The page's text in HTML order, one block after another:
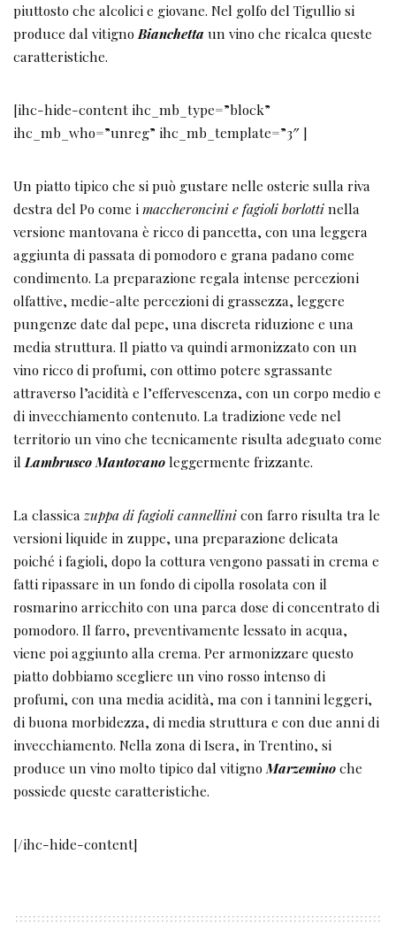
piuttosto che alcolici e giovane. Nel golfo del Tigullio si
produce dal vitignoBianchetta un vino che ricalca queste
caratteristiche.
[ihc-hide-content ihc_mb_type=”block”
ihc_mb_who=”unreg” ihc_mb_template=”3″ ]
Un piatto tipico che si può gustare nelle osterie sulla riva
destra del Po come imaccheroncinie fagioli borlottinella
versione mantovana è ricco di pancetta, con una leggera
aggiunta di passata di pomodoro e grana padano come
condimento. La preparazione regala intense percezioni
olfattive, medie-alte percezioni di grassezza, leggere
pungenze date dal pepe, una discreta riduzione e una
media struttura. Il piatto va quindi armonizzato con un
vino ricco di profumi, con ottimo potere sgrassante
attraverso l’acidità e l’effervescenza, con un corpo medio e
di invecchiamento contenuto. La tradizione vede nel
territorio un vino che tecnicamente risulta adeguato come
ilLambrusco Mantovanoleggermente frizzante.
La classicazuppa di fagioli cannellinicon farro risulta tra le
versioni liquide in zuppe, una preparazione delicata
poiché i fagioli, dopo la cottura vengono passati in crema e
fatti ripassare in un fondo di cipolla rosolata con il
rosmarino arricchito con una parca dose di concentrato di
pomodoro. Il farro, preventivamente lessato in acqua,
viene poi aggiunto alla crema. Per armonizzare questo
piatto dobbiamo scegliere un vino rosso intenso di
profumi, con una media acidità, ma con i tannini leggeri,
di buona morbidezza, di media struttura e con due anni di
invecchiamento. Nella zona di Isera, in Trentino, si
produce un vino molto tipico dal vitignoMarzeminoche
possiede queste caratteristiche.
[/ihc-hide-content]